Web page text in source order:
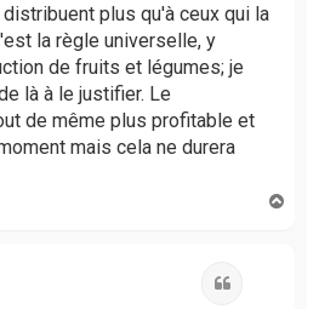
plus qu'à ceux qui la
la règle universelle, y
de fruits et légumes; je
là à le justifier. Le
de même plus profitable et
mais cela ne durera